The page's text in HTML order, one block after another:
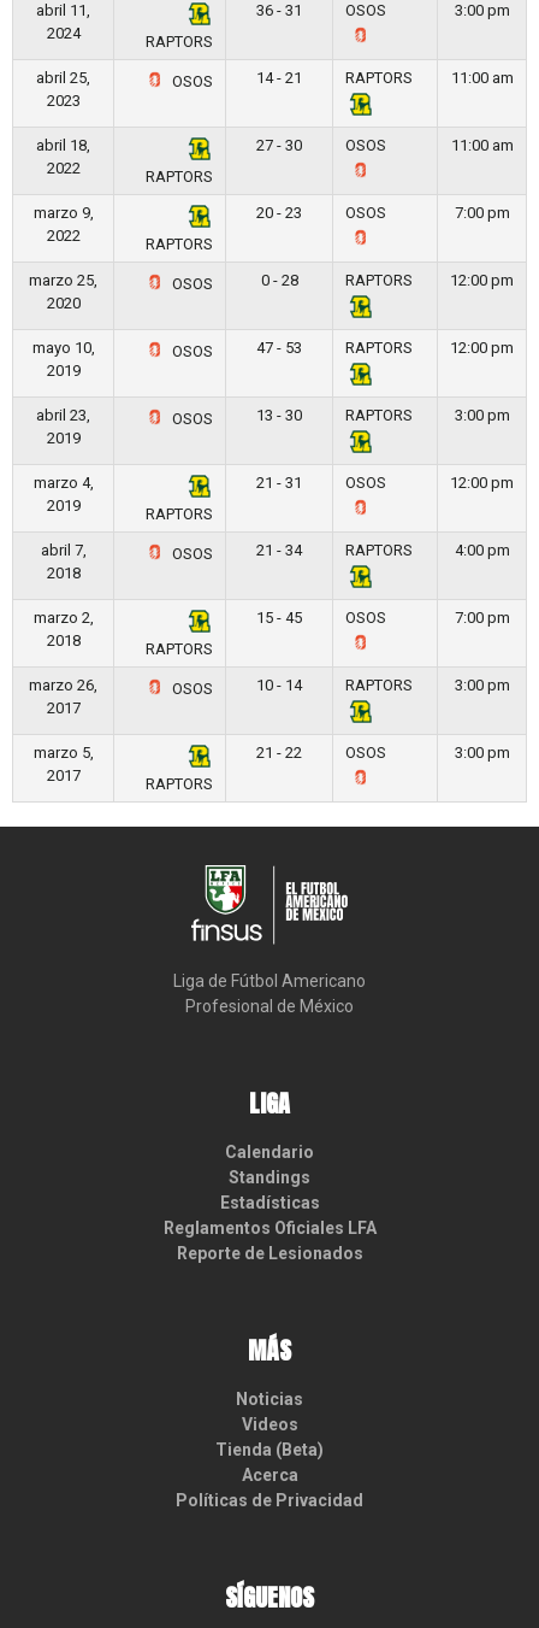
abril 11,
2024
RAPTORS
36 - 31 OSOS 3:00 pm
abril 25,
2023
OSOS 14 - 21 RAPTORS 11:00 am
abril 18,
2022
RAPTORS
27 - 30 OSOS 11:00 am
marzo 9,
2022
RAPTORS
20 - 23 OSOS 7:00 pm
marzo 25,
2020
OSOS 0 - 28 RAPTORS 12:00 pm
mayo 10,
2019
OSOS 47 - 53 RAPTORS 12:00 pm
abril 23,
2019
OSOS 13 - 30 RAPTORS 3:00 pm
marzo 4,
2019
RAPTORS
21 - 31 OSOS 12:00 pm
abril 7,
2018
OSOS 21 - 34 RAPTORS 4:00 pm
marzo 2,
2018
RAPTORS
15 - 45 OSOS 7:00 pm
marzo 26,
2017
OSOS 10 - 14 RAPTORS 3:00 pm
marzo 5,
2017
RAPTORS
21 - 22 OSOS 3:00 pm
Liga de Fútbol Americano
Profesional de México
LIGA
Calendario
Standings
Estadísticas
Reglamentos Oficiales LFA
Reporte de Lesionados
MÁS
Noticias
Videos
Tienda (Beta)
Acerca
Políticas de Privacidad
SÍGUENOS